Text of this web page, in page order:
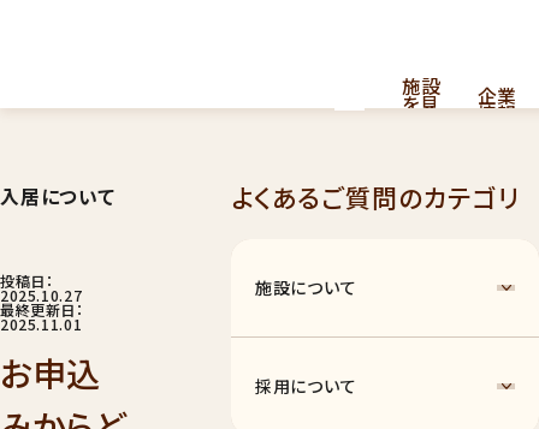
看護・介護提供型共同住宅
採用
施設
を見 企業
情報
お
入居について
投稿日：
2025.10.27
最終更新日：
2025.11.01
お申込
よくあるご質問のカテゴリ
施設について
採用について